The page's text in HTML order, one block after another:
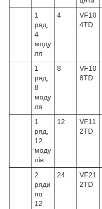
1
ряд,
4
моду
ля
4
VF10
4TD
1
ряд,
8
моду
ля
8
VF10
8TD
1
ряд,
12
моду
лів
12
VF11
2TD
2
ряди
по
12
24
VF21
2TD